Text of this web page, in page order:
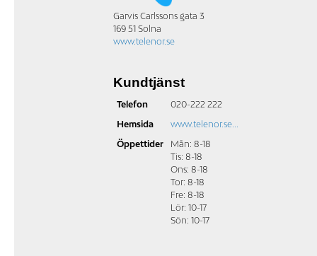
Garvis Carlssons gata 3
169 51 Solna
www.telenor.se
Kundtjänst
Telefon
020-222 222
Hemsida
www.telenor.se...
Öppettider
Mån: 8-18
Tis: 8-18
Ons: 8-18
Tor: 8-18
Fre: 8-18
Lör: 10-17
Sön: 10-17